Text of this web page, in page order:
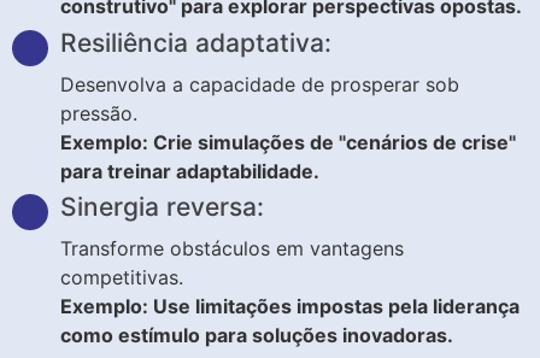
construtivo" para explorar perspectivas opostas.
Resiliência adaptativa:
Desenvolva a capacidade de prosperar sob
pressão.
Exemplo: Crie simulações de "cenários de crise"
para treinar adaptabilidade.
Sinergia reversa:
Transforme obstáculos em vantagens
competitivas.
Exemplo: Use limitações impostas pela liderança
como estímulo para soluções inovadoras.